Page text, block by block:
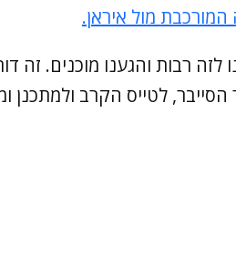
מול איראן.
לזה רבות והגענו מוכנים.
הסייבר, לטייס הקרב